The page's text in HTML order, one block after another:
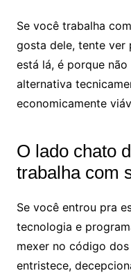
Se você trabalha
gosta dele, tente ver
está lá, é porque
alternativa
economicamente
O lado chato
trabalha com
Se você entrou pra
tecnologia e
mexer no código
entristece,